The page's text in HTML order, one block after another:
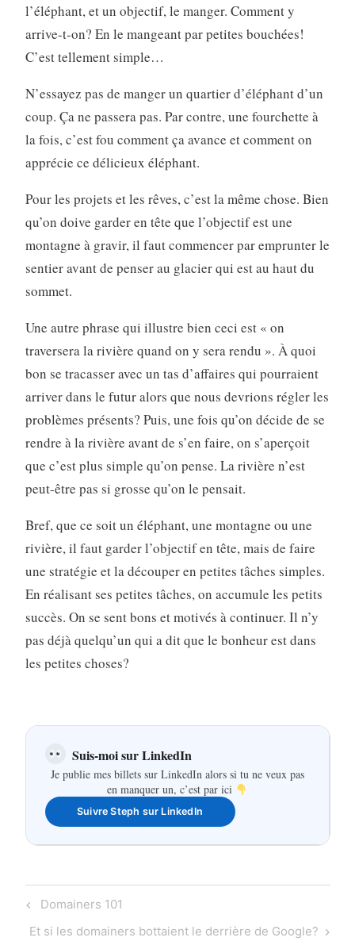
l’éléphant, et un objectif, le manger. Comment y
arrive-t-on? En le mangeant par petites bouchées!
C’est tellement simple…
N’essayez pas de manger un quartier d’éléphant d’un
coup. Ça ne passera pas. Par contre, une fourchette à
la fois, c’est fou comment ça avance et comment on
apprécie ce délicieux éléphant.
Pour les projets et les rêves, c’est la même chose. Bien
qu’on doive garder en tête que l’objectif est une
montagne à gravir, il faut commencer par emprunter le
sentier avant de penser au glacier qui est au haut du
sommet.
Une autre phrase qui illustre bien ceci est « on
traversera la rivière quand on y sera rendu ». À quoi
bon se tracasser avec un tas d’affaires qui pourraient
arriver dans le futur alors que nous devrions régler les
problèmes présents? Puis, une fois qu’on décide de se
rendre à la rivière avant de s’en faire, on s’aperçoit
que c’est plus simple qu’on pense. La rivière n’est
peut-être pas si grosse qu’on le pensait.
Bref, que ce soit un éléphant, une montagne ou une
rivière, il faut garder l’objectif en tête, mais de faire
une stratégie et la découper en petites tâches simples.
En réalisant ses petites tâches, on accumule les petits
succès. On se sent bons et motivés à continuer. Il n’y
pas déjà quelqu’un qui a dit que le bonheur est dans
les petites choses?
Suis-moi sur LinkedIn
Je publie mes billets sur LinkedIn alors si tu ne veux pas
en manquer un, c’est par ici
Suivre Steph sur LinkedIn
Navigation
de
Previous
Post
Domainers 101
Next
Et si les domainers bottaient le derrière de Google?